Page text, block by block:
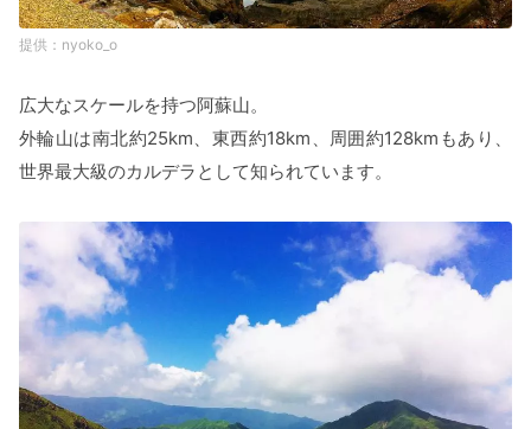
nyoko_o
広大なスケールを持つ阿蘇山。
外輪山は南北約25km、東西約18km、周囲約128kmもあり、
世界最大級のカルデラとして知られています。